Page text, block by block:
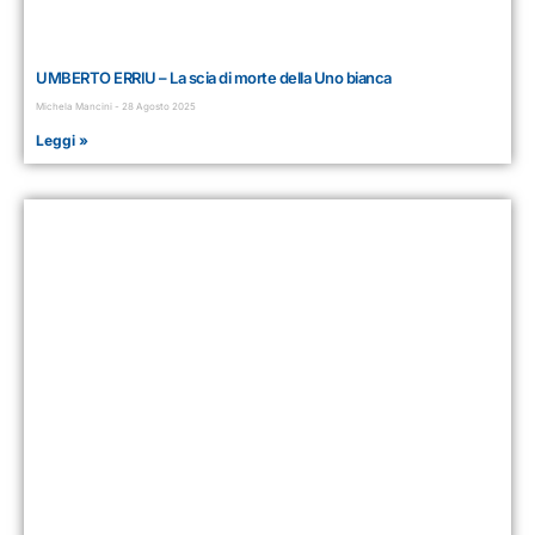
UMBERTO ERRIU – La scia di morte della Uno bianca
Michela Mancini 28 Agosto 2025
Leggi »